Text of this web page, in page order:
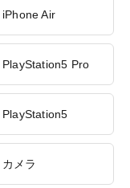
iPhone Air
PlayStation5 Pro
PlayStation5
カメラ